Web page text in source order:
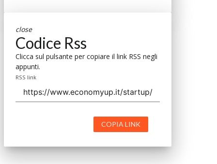
close
Codice Rss
Clicca sul pulsante per copiare il link RSS negli
appunti.
RSS link
COPIA LINK